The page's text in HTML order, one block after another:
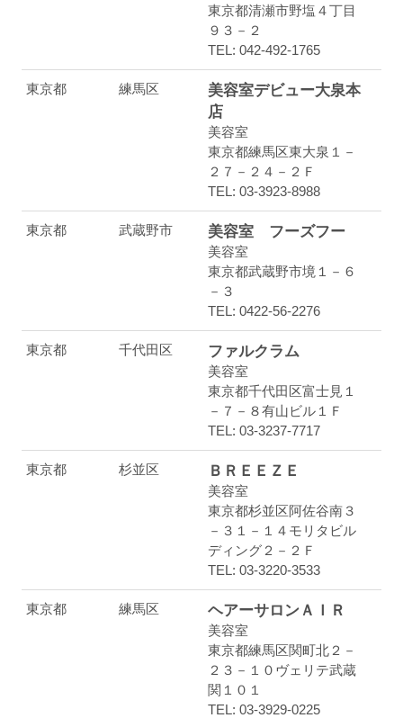
東京都清瀬市野塩４丁目
９３－２
TEL: 042-492-1765
東京都 練馬区
美容室デビュー大泉本
店
美容室
東京都練馬区東大泉１－
２７－２４－２Ｆ
TEL: 03-3923-8988
東京都 武蔵野市 美容室 フーズフー
美容室
東京都武蔵野市境１－６
－３
TEL: 0422-56-2276
東京都 千代田区 ファルクラム
美容室
東京都千代田区富士見１
－７－８有山ビル１Ｆ
TEL: 03-3237-7717
東京都 杉並区 ＢＲＥＥＺＥ
美容室
東京都杉並区阿佐谷南３
－３１－１４モリタビル
ディング２－２Ｆ
TEL: 03-3220-3533
東京都 練馬区 ヘアーサロンＡＩＲ
美容室
東京都練馬区関町北２－
２３－１０ヴェリテ武蔵
関１０１
TEL: 03-3929-0225